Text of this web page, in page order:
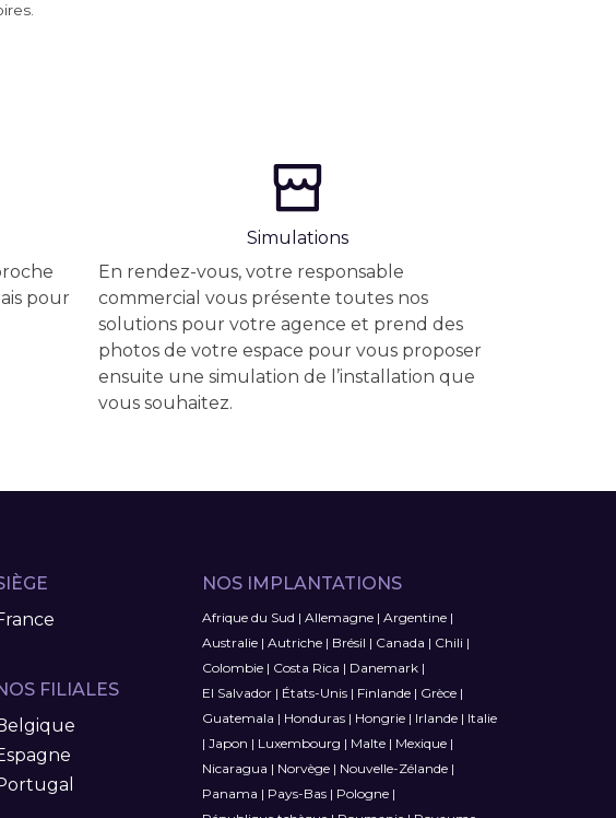
pour
Simulations
En rendez-vous, votre responsable
commercial vous présente toutes nos
solutions pour votre agence et prend des
photos de votre espace pour vous proposer
ensuite une simulation de l’installation que
vous souhaitez.
FILIALES
NOS IMPLANTATIONS
Afrique du Sud | Allemagne| Argentine|
Australie| Autriche| Brésil | Canada | Chili |
Colombie| Costa Rica | Danemark|
El Salvador| États-Unis| Finlande| Grèce|
Guatemala | Honduras| Hongrie| Irlande| Italie
| Japon | Luxembourg | Malte| Mexique|
Nicaragua | Norvège| Nouvelle-Zélande|
Panama | Pays-Bas| Pologne|